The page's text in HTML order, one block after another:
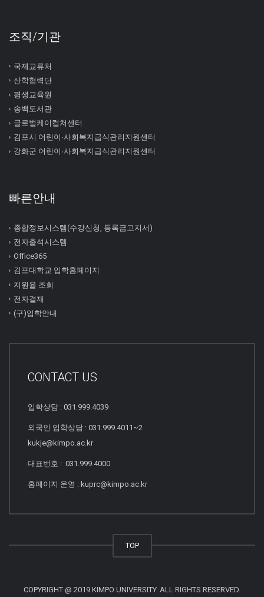
조직/기관
국제교류처
산학협력단
평생교육원
송백도서관
글로벌케이컬쳐센터
김포시 어린이∙사회복지급식관리지원센터
강화군 어린이∙사회복지급식관리지원센터
빠른안내
종합정보시스템(수강신청, 등록금고지서)
전자출석시스템
Office365
김포대학교 입학홈페이지
지원율 조회
전자결재
(구)입학안내
CONTACT US
입학상담 : 031.999.4039
외국인 입학상담 : 031.999.4011~2
kukje@kimpo.ac.kr
대표번호 : 031.999.4000
홈페이지 운영 : kuprc@kimpo.ac.kr
TOP
COPYRIGHT @ 2019 KIMPO UNIVERSITY. ALL RIGHTS RESERVED.